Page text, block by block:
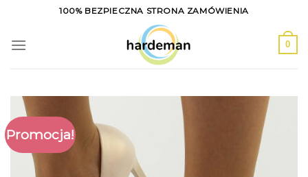
content
100% BEZPIECZNA STRONA ZAMÓWIENIA
0
Promocja!